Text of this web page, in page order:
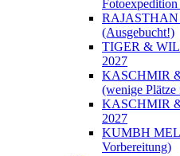
RAJASTHAN
(Ausgebucht!)
TIGER &
2027
KASCHMIR
(wenige
KASCHMIR
2027
KUMBH
Vorbereitung)